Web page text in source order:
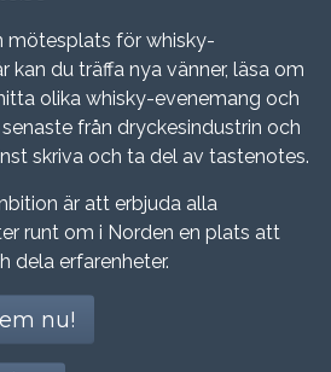
mötesplats för whisky-
kan du träffa nya vänner, läsa om
olika whisky-evenemang och
från dryckesindustrin och
skriva och ta del av tastenotes.
är att erbjuda alla
runt om i Norden en plats att
dela erfarenheter.
nu!